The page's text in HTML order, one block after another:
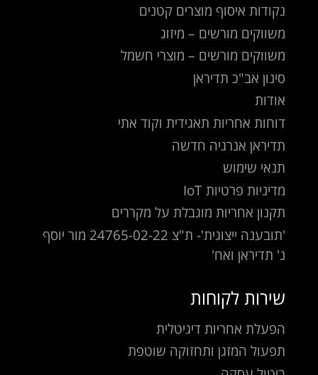
נקודות איסוף מוצרים קטנים
משווקים מורשים – מיזוג
משווקים מורשים – מוצרי חשמל
סינון אב"כ תדיראן
אודות
דוחות אחריות תאגידית וקוד אתי
תדיראן אנרגיה חדשה
תנאי שימוש
מדיניות פרטיות IoT
תקנון אחריות מוגבלת על מקררים
'תובענה ייצוגית'- ת"צ 24765-02-22 מור יוסף
נ' תדיראן ואח'
שירות לקוחות
הפעלת אחריות דיגיטלית
תפעול המזגן ותחזוקה שוטפת